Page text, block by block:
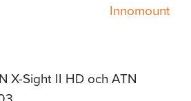
Innomount
X-Sight II HD och ATN